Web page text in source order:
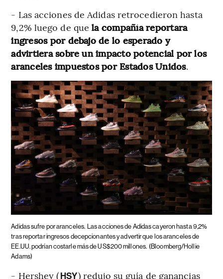
- Las acciones de Adidas retrocedieron hasta
9,2% luego de quela compañía reportara
ingresos por debajo de lo esperado y
advirtiera sobre un impacto potencial por los
aranceles impuestos por Estados Unidos.
Adidas sufre por aranceles. Las acciones de Adidas cayeron hasta 9,2%
tras reportar ingresos decepcionantes y advertir que los aranceles de
EE.UU. podrían costarle más de US$200 millones. (Bloomberg/Hollie
Adams)
- Hershey (HSY) redujo su guía de ganancias